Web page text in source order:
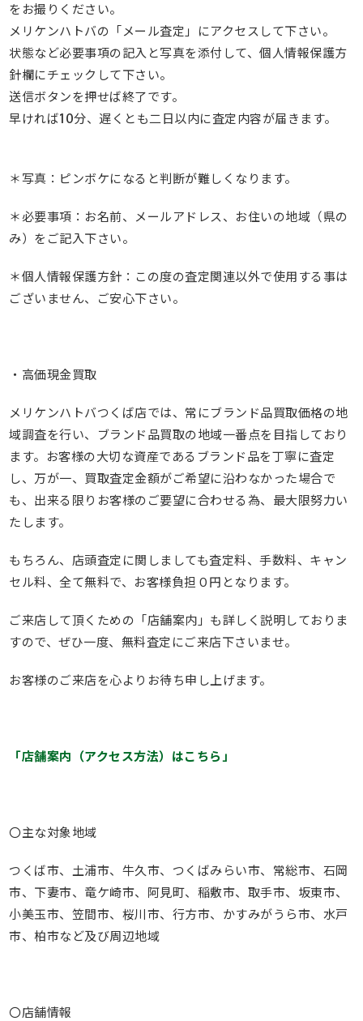
をお撮りください。
メリケンハトバの「メール査定」にアクセスして下さい。
状態など必要事項の記入と写真を添付して、個人情報保護方
針欄にチェックして下さい。
送信ボタンを押せば終了です。
早ければ10分、遅くとも二日以内に査定内容が届きます。
＊写真：ピンボケになると判断が難しくなります。
＊必要事項：お名前、メールアドレス、お住いの地域（県の
み）をご記入下さい。
＊個人情報保護方針：この度の査定関連以外で使用する事は
ございません、ご安心下さい。
・高価現金買取
メリケンハトバつくば店では、常にブランド品買取価格の地
域調査を行い、ブランド品買取の地域一番点を目指しており
ます。お客様の大切な資産であるブランド品を丁寧に査定
し、万が一、買取査定金額がご希望に沿わなかった場合で
も、出来る限りお客様のご要望に合わせる為、最大限努力い
たします。
もちろん、店頭査定に関しましても査定料、手数料、キャン
セル料、全て無料で、お客様負担０円となります。
ご来店して頂くための「店舗案内」も詳しく説明しておりま
すので、ぜひ一度、無料査定にご来店下さいませ。
お客様のご来店を心よりお待ち申し上げます。
「店舗案内（アクセス方法）はこちら」
〇主な対象地域
つくば市、土浦市、牛久市、つくばみらい市、常総市、石岡
市、下妻市、竜ケ崎市、阿見町、稲敷市、取手市、坂東市、
小美玉市、笠間市、桜川市、行方市、かすみがうら市、水戸
市、柏市など及び周辺地域
〇店舗情報